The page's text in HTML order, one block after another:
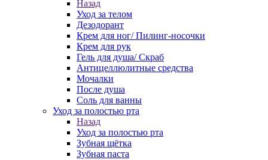
Назад
Уход за телом
Дезодорант
Крем для ног/ Пилинг-носочки
Крем для рук
Гель для душа/ Скраб
Антицеллюлитные средства
Мочалки
После душа
Соль для ванны
Уход за полостью рта
Назад
Уход за полостью рта
Зубная щётка
Зубная паста